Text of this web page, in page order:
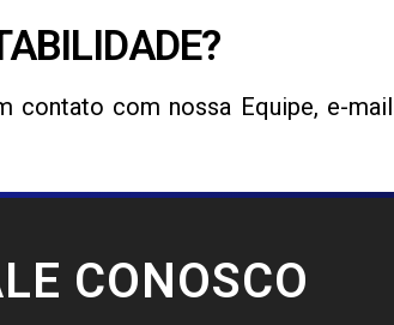
contato com nossa Equipe, e-mail
CONOSCO